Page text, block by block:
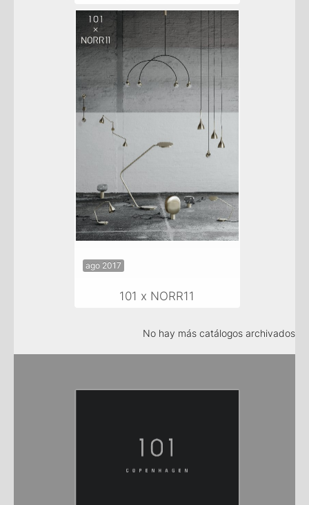
ago 2017
101 x NORR11
No hay más catálogos archivados